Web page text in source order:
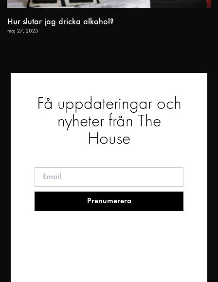
Hur slutar jag dricka alkohol?
maj 27, 2025
Få uppdateringar och
nyheter från The
House
Prenumerera